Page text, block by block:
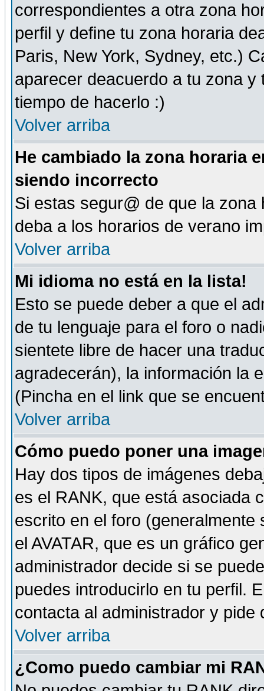
correspondientes a otra zona
perfil y define tu zona horaria
Paris, New York, Sydney, etc.)
aparecer deacuerdo a tu zona
tiempo de hacerlo :)
Volver arriba
He cambiado la zona horaria
siendo incorrecto
Si estas segur@ de que la
deba a los horarios de verano
Volver arriba
Mi idioma no está en la lista!
Esto se puede deber a que el
de tu lenguaje para el foro o
sientete libre de hacer una
agradecerán), la información la
(Pincha en el link que se
Volver arriba
Cómo puedo poner una
Hay dos tipos de imágenes
es el RANK, que está asociada
escrito en el foro
el AVATAR, que es un gráfico
administrador decide si se
puedes introducirlo en tu perfil.
contacta al administrador y
Volver arriba
¿Como puedo cambiar mi